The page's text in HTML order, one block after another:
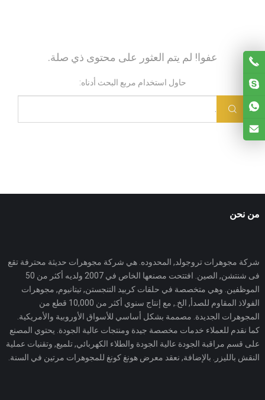
عفوا! لم يتم العثور على محتوى ذي صلة.
حاول استخدام مربع البحث أدناه:
من نحن
شركة مجوهرات تروجولد, المحدوده. هي شركة مجوهرات حديثة محترفة تقع
فى شنتشن, الصين. افتتحت مصنعها الخاص في 2007 ولديه أكثر من 50
الموظفين. وهي متخصصة في حلقات كربيد التنجستن, تيتانيوم, مجوهرات
الفولاذ المقاوم للصدأ, الخ., مع إنتاج سنوي أكثر من 10,000 قطع من
المجوهرات الجديدة. مصممة بشكل أساسي للأسواق الأوروبية والأمريكية.
كما نقدم للعملاء خدمات مخصصة جيدة ومنتجات عالية الجودة. يحتوي المصنع
على قسم مراقبة الجودة عالية الجودة والطلاء الكهربائي, تلميع, وتقنيات عملية
النقش بالليزر. بالإضافة, نعقد معرض هونغ كونغ للمجوهرات مرتين في السنة.